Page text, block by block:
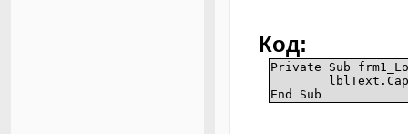
Код:
Private Sub
End Sub